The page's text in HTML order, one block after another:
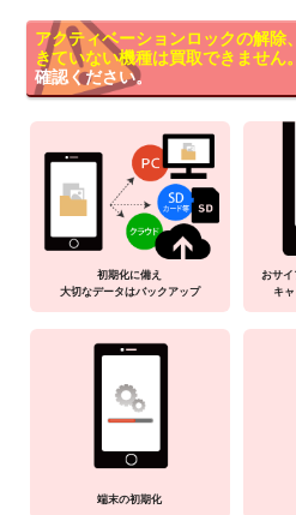
アクティベーションロックの解除
きていない機種は買取できません。
確認ください。
初期化に備え
大切なデータはバックアップ
おサ
キ
端末の初期化